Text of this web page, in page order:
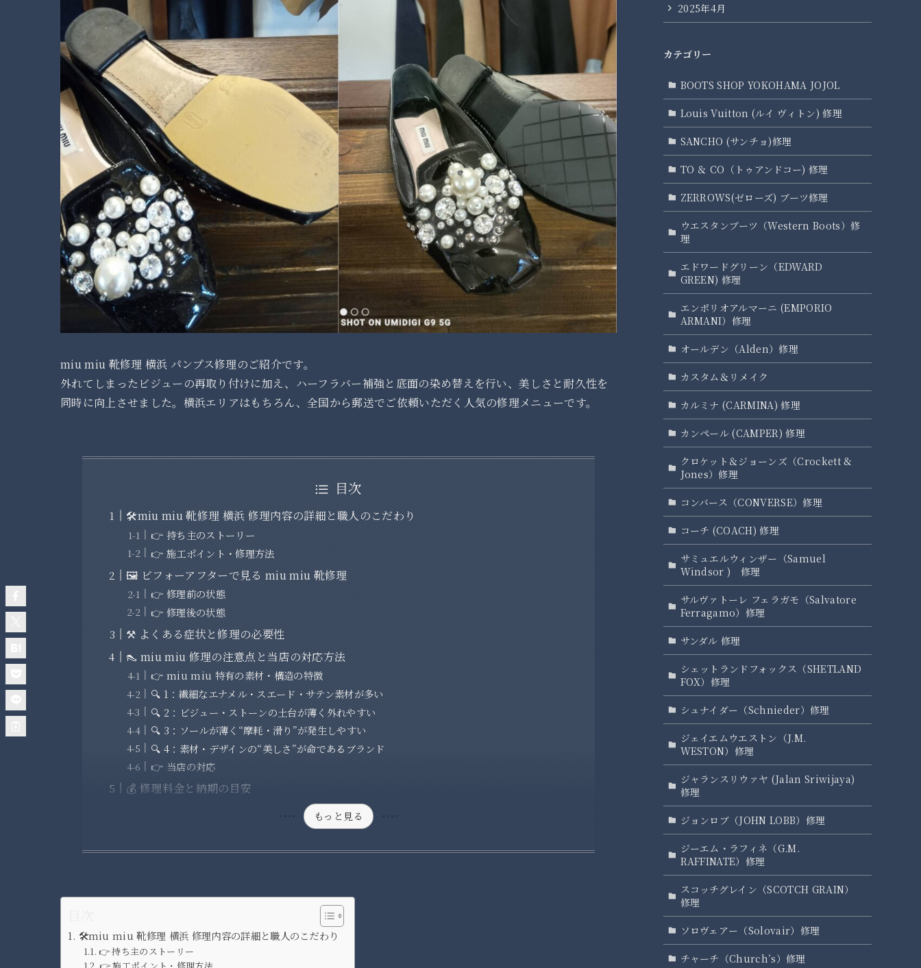
miu miu 靴修理 横浜 パンプス修理のご紹介です。
外れてしまったビジューの再取り付けに加え、ハーフラバー補強と底面の染め替えを行い、美しさと耐久性を
同時に向上させました。横浜エリアはもちろん、全国から郵送でご依頼いただく人気の修理メニューです。
目次
🛠️miu miu 靴修理 横浜 修理内容の詳細と職人のこだわり
👉 持ち主のストーリー
👉 施工ポイント・修理方法
🖼️ ビフォーアフターで見る miu miu 靴修理
👉 修理前の状態
👉 修理後の状態
⚒️ よくある症状と修理の必要性
👠 miu miu 修理の注意点と当店の対応方法
👉 miu miu 特有の素材・構造の特徴
🔍 1：繊細なエナメル・スエード・サテン素材が多い
🔍 2：ビジュー・ストーンの土台が薄く外れやすい
🔍 3：ソールが薄く“摩耗・滑り”が発生しやすい
🔍 4：素材・デザインの“美しさ”が命であるブランド
👉 当店の対応
💰 修理料金と納期の目安
もっと見る
🛠️miu miu 靴修理 横浜 修理内容の詳細と職人のこだわり
👉 持ち主のストーリー
2025年4月
カテゴリー
BOOTS SHOP YOKOHAMA JOJOL
Louis Vuitton (ルイ ヴィトン) 修理
SANCHO (サンチョ)修理
TO ＆ CO（トゥアンドコー) 修理
ZERROWS(ゼローズ) ブーツ修理
ウエスタンブーツ（Western Boots）修
理
エドワードグリーン（EDWARD
GREEN) 修理
エンポリオアルマーニ (EMPORIO
ARMANI）修理
オールデン（Alden）修理
カスタム＆リメイク
カルミナ (CARMINA) 修理
カンペール (CAMPER) 修理
クロケット＆ジョーンズ（Crockett &
Jones）修理
コンバース（CONVERSE）修理
コーチ (COACH) 修理
サミュエルウィンザー（Samuel
Windsor ) 修理
サルヴァトーレ フェラガモ（Salvatore
Ferragamo）修理
サンダル 修理
シェットランドフォックス（SHETLAND
FOX）修理
シュナイダー（Schnieder）修理
ジェイエムウエストン（J.M.
WESTON）修理
ジャランスリウァヤ (Jalan Sriwijaya)
修理
ジョンロブ（JOHN LOBB）修理
ジーエム・ラフィネ（G.M.
RAFFINATE）修理
スコッチグレイン（SCOTCH GRAIN）
修理
ソロヴェアー（Solovair）修理
チャーチ（Church’s）修理